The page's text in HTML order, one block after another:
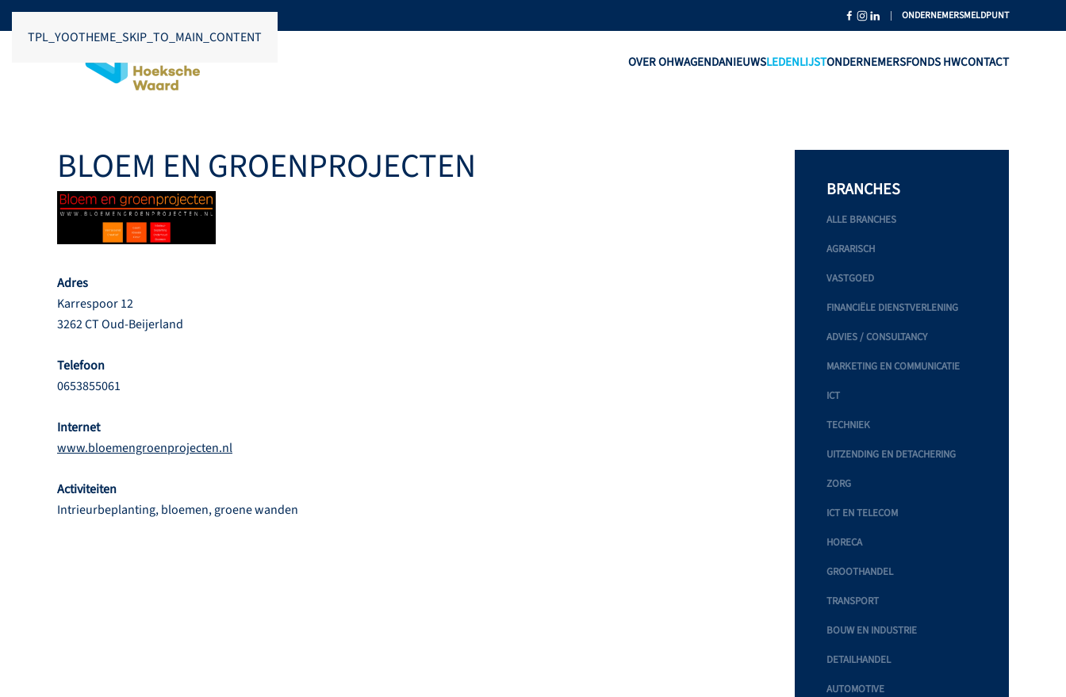
TPL_YOOTHEME_SKIP_TO_MAIN_CONTENT
| ONDERNEMERSMELDPUNT
OVER OHWAGENDANIEUWSLEDENLIJSTONDERNEMERSFONDS HWCONTACT
BLOEM EN GROENPROJECTEN
Adres
Karrespoor 12
3262 CT Oud-Beijerland
Telefoon
0653855061
Internet
www.bloemengroenprojecten.nl
Activiteiten
Intrieurbeplanting, bloemen, groene wanden
BRANCHES
ALLE BRANCHES
AGRARISCH
VASTGOED
FINANCIËLE DIENSTVERLENING
ADVIES / CONSULTANCY
MARKETING EN COMMUNICATIE
ICT
TECHNIEK
UITZENDING EN DETACHERING
ZORG
ICT EN TELECOM
HORECA
GROOTHANDEL
TRANSPORT
BOUW EN INDUSTRIE
DETAILHANDEL
AUTOMOTIVE